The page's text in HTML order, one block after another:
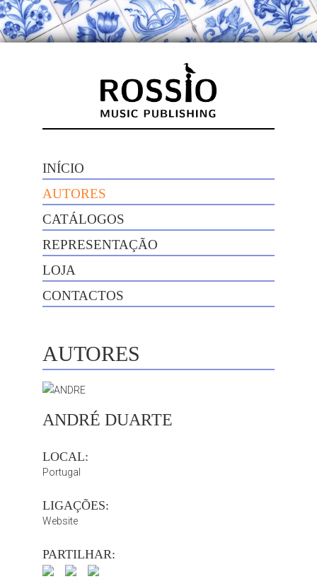
INÍCIO
AUTORES
CATÁLOGOS
REPRESENTAÇÃO
LOJA
CONTACTOS
AUTORES
ANDRÉ DUARTE
LOCAL:
Portugal
LIGAÇÕES:
Website
PARTILHAR: